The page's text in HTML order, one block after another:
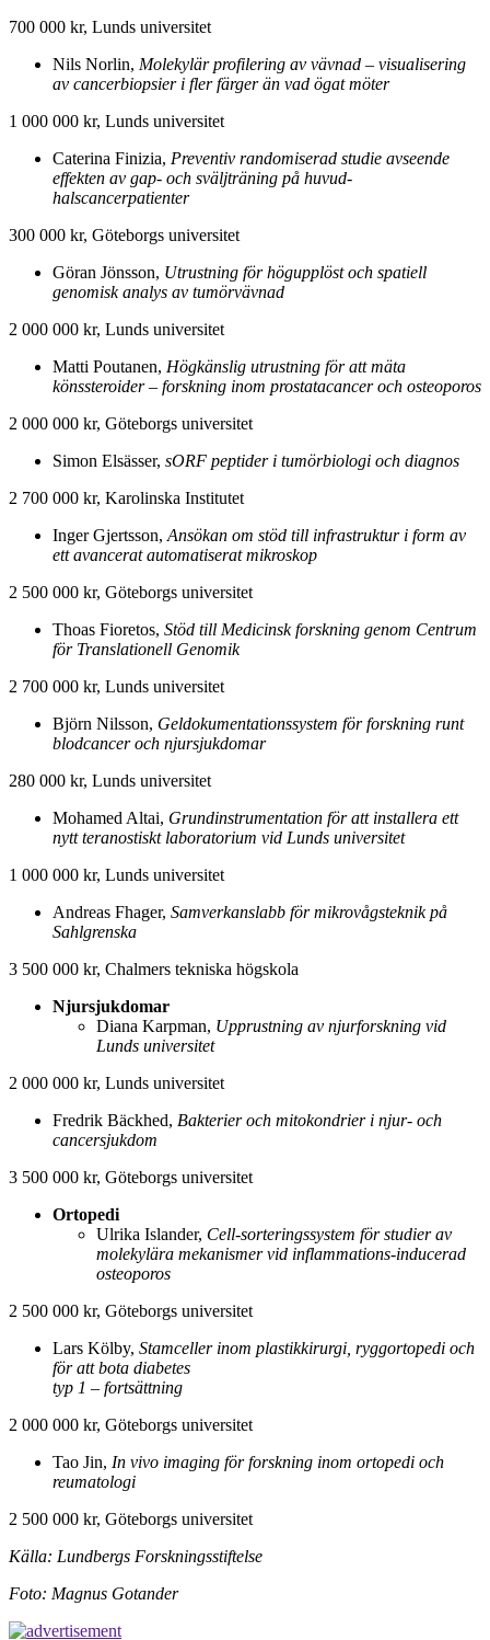
700 000 kr, Lunds universitet
Nils Norlin, Molekylär profilering av vävnad – visualisering
av cancerbiopsier i fler färger än vad ögat möter
1 000 000 kr, Lunds universitet
Caterina Finizia, Preventiv randomiserad studie avseende
effekten av gap- och sväljträning på huvud-
halscancerpatienter
300 000 kr, Göteborgs universitet
Göran Jönsson, Utrustning för högupplöst och spatiell
genomisk analys av tumörvävnad
2 000 000 kr, Lunds universitet
Matti Poutanen, Högkänslig utrustning för att mäta
könssteroider – forskning inom prostatacancer och osteoporos
2 000 000 kr, Göteborgs universitet
Simon Elsässer, sORF peptider i tumörbiologi och diagnos
2 700 000 kr, Karolinska Institutet
Inger Gjertsson, Ansökan om stöd till infrastruktur i form av
ett avancerat automatiserat mikroskop
2 500 000 kr, Göteborgs universitet
Thoas Fioretos, Stöd till Medicinsk forskning genom Centrum
för Translationell Genomik
2 700 000 kr, Lunds universitet
Björn Nilsson, Geldokumentationssystem för forskning runt
blodcancer och njursjukdomar
280 000 kr, Lunds universitet
Mohamed Altai, Grundinstrumentation för att installera ett
nytt teranostiskt laboratorium vid Lunds universitet
1 000 000 kr, Lunds universitet
Andreas Fhager, Samverkanslabb för mikrovågsteknik på
Sahlgrenska
3 500 000 kr, Chalmers tekniska högskola
Njursjukdomar
Diana Karpman, Upprustning av njurforskning vid
Lunds universitet
2 000 000 kr, Lunds universitet
Fredrik Bäckhed, Bakterier och mitokondrier i njur- och
cancersjukdom
3 500 000 kr, Göteborgs universitet
Ortopedi
Ulrika Islander, Cell-sorteringssystem för studier av
molekylära mekanismer vid inflammations-inducerad
osteoporos
2 500 000 kr, Göteborgs universitet
Lars Kölby, Stamceller inom plastikkirurgi, ryggortopedi och
för att bota diabetes
typ 1 – fortsättning
2 000 000 kr, Göteborgs universitet
Tao Jin, In vivo imaging för forskning inom ortopedi och
reumatologi
2 500 000 kr, Göteborgs universitet
Källa: Lundbergs Forskningsstiftelse
Foto: Magnus Gotander